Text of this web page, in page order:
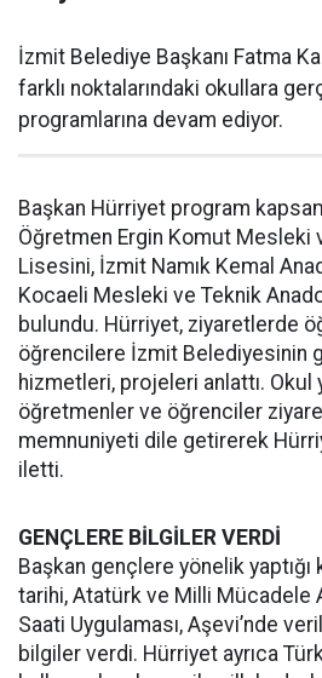
İzmit Belediye Başkanı Fatma
farklı noktalarındaki okullara
programlarına devam ediyor.
Başkan Hürriyet program
Öğretmen Ergin Komut Mesleki
Lisesini, İzmit Namık Kemal
Kocaeli Mesleki ve Teknik
bulundu. Hürriyet, ziyaretlerde
öğrencilere İzmit Belediyesinin
hizmetleri, projeleri anlattı. Okul
öğretmenler ve öğrenciler
memnuniyeti dile getirerek
iletti.
GENÇLERE BİLGİLER VERDİ
Başkan gençlere yönelik
tarihi, Atatürk ve Milli Mücadele
Saati Uygulaması, Aşevi’nde
bilgiler verdi. Hürriyet ayrıca